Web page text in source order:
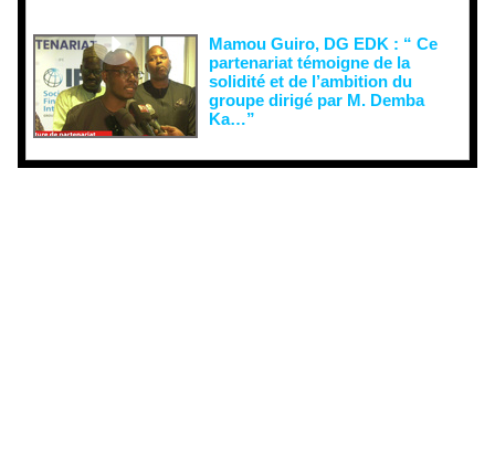
Mamou Guiro, DG EDK : “ Ce
partenariat témoigne de la
solidité et de l’ambition du
groupe dirigé par M. Demba
Ka…”